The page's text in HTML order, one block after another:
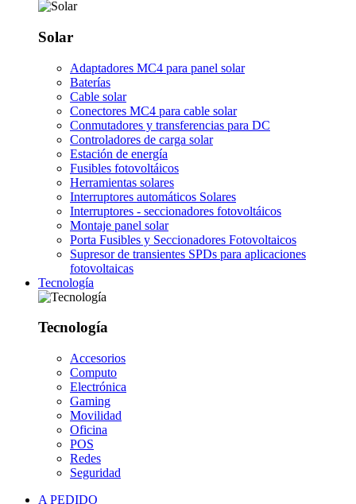
Solar
Adaptadores MC4 para panel solar
Baterías
Cable solar
Conectores MC4 para cable solar
Conmutadores y transferencias para DC
Controladores de carga solar
Estación de energía
Fusibles fotovoltáicos
Herramientas solares
Interruptores automáticos Solares
Interruptores - seccionadores fotovoltáicos
Montaje panel solar
Porta Fusibles y Seccionadores Fotovoltaicos
Supresor de transientes SPDs para aplicaciones
fotovoltaicas
Tecnología
Tecnología
Accesorios
Computo
Electrónica
Gaming
Movilidad
Oficina
POS
Redes
Seguridad
A PEDIDO